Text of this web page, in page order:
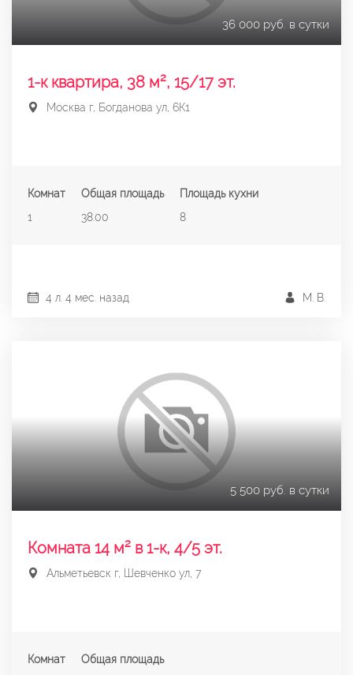
36 000 руб. в сутки
1-к квартира, 38 м², 15/17 эт.
Москва г, Богданова ул, 6К1
Комнат
1
Общая площадь
38.00
Площадь кухни
8
М. В.
4 л. 4 мес. назад
5 500 руб. в сутки
Комната 14 м² в 1-к, 4/5 эт.
Альметьевск г, Шевченко ул, 7
Комнат
Общая площадь